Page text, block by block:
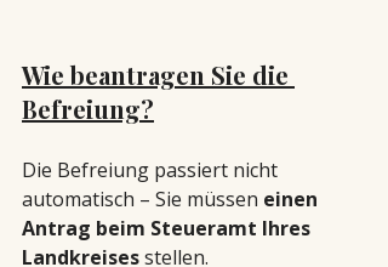
Wie beantragen Sie die
Befreiung?
Die Befreiung passiert nicht
automatisch – Sie müssen einen
Antrag beim Steueramt Ihres
Landkreises stellen.